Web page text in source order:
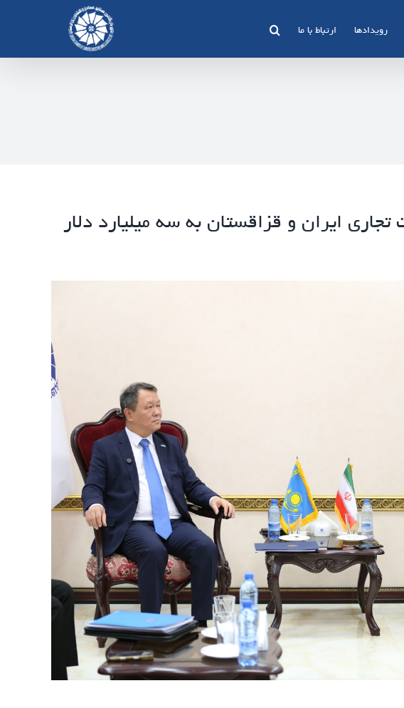
رویدادها ارتباط با ما
ایران و قزاقستان به سه میلیارد دلار